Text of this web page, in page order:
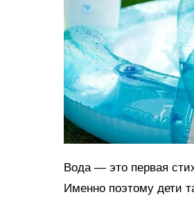
Вода — это первая
Именно поэтому дети